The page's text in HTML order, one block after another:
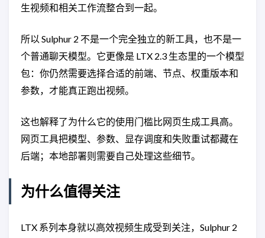
生视频和相关工作流整合到一起。
所以 Sulphur 2 不是一个完全独立的新工具，也不是一
个普通聊天模型。它更像是 LTX 2.3 生态里的一个模型
包：你仍然需要选择合适的前端、节点、权重版本和
参数，才能真正跑出视频。
这也解释了为什么它的使用门槛比网页生成工具高。
网页工具把模型、参数、显存调度和失败重试都藏在
后端；本地部署则需要自己处理这些细节。
为什么值得关注
LTX 系列本身就以高效视频生成受到关注，Sulphur 2